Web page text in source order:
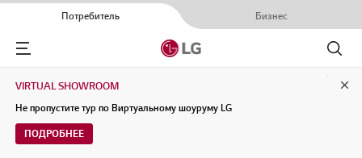
Потребитель Бизнес
Menu
Поиск
VIRTUAL SHOWROOM
Не пропустите тур по Виртуальному шоуруму LG
ПОДРОБНЕЕ